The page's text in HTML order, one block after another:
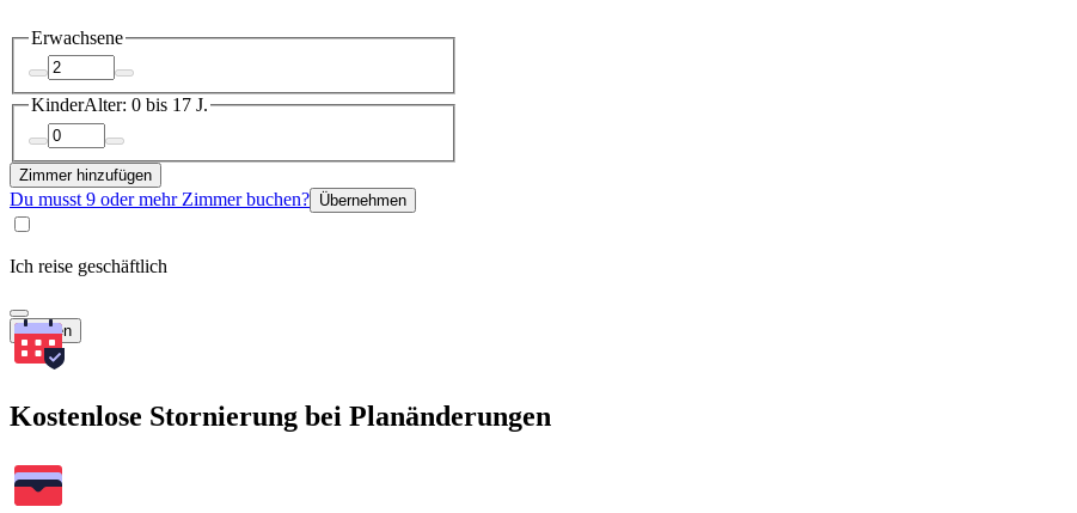
Erwachsene
KinderAlter: 0 bis 17 J.
Zimmer hinzufügen
Du musst 9 oder mehr Zimmer buchen? Übernehmen
Ich reise geschäftlich
Suchen
Kostenlose Stornierung bei Planänderungen